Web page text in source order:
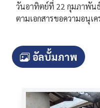
วันอาทิตย์ที่ 22 กุมภาพัน
ตามเอกสารขอความอนุเค
อัลบั้มภาพ